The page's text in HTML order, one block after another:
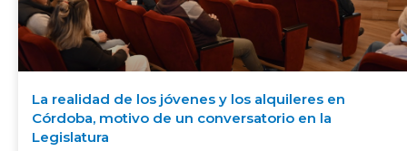
La realidad de los jóvenes y los alquileres en
Córdoba, motivo de un conversatorio en la
Legislatura